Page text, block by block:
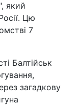
який
Цю
7
Балтійськ
загадкову